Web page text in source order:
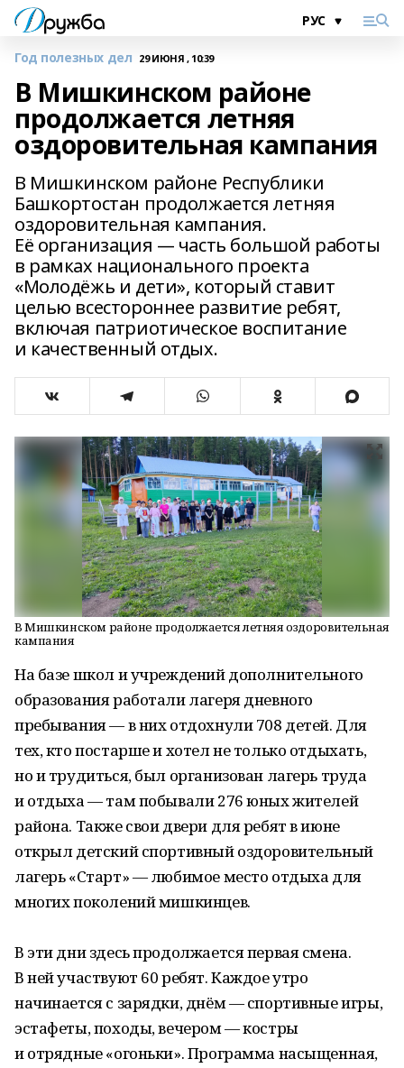
Год полезных дел 29 ИЮНЯ , 10:39
В Мишкинском районе
продолжается летняя
оздоровительная кампания
В Мишкинском районе Республики
Башкортостан продолжается летняя
оздоровительная кампания.
Её организация — часть большой работы
в рамках национального проекта
«Молодёжь и дети», который ставит
целью всестороннее развитие ребят,
включая патриотическое воспитание
и качественный отдых.
В Мишкинском районе продолжается летняя оздоровительная
кампания
На базе школ и учреждений дополнительного
образования работали лагеря дневного
пребывания — в них отдохнули 708 детей. Для
тех, кто постарше и хотел не только отдыхать,
но и трудиться, был организован лагерь труда
и отдыха — там побывали 276 юных жителей
района. Также свои двери для ребят в июне
открыл детский спортивный оздоровительный
лагерь «Старт» — любимое место отдыха для
многих поколений мишкинцев.
В эти дни здесь продолжается первая смена.
В ней участвуют 60 ребят. Каждое утро
начинается с зарядки, днём — спортивные игры,
эстафеты, походы, вечером — костры
и отрядные «огоньки». Программа насыщенная,